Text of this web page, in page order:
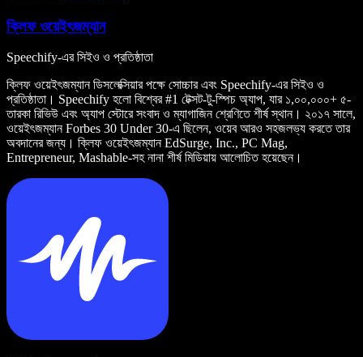
ক্লিফ ওয়েইৎজম্যান
Speechify-এর সিইও ও প্রতিষ্ঠাতা
ক্লিফ ওয়েইৎজম্যান ডিসলেক্সিয়ার পক্ষে সোচ্চার এবং Speechify-এর সিইও ও
প্রতিষ্ঠাতা। Speechify হলো বিশ্বের #1 টেক্সট-টু-স্পিচ অ্যাপ, যার ১,০০,০০০+ ৫-
তারকা রিভিউ এবং অ্যাপ স্টোরে সংবাদ ও ম্যাগাজিন শ্রেণিতে শীর্ষ স্থান। ২০১৭ সালে,
ওয়েইৎজম্যান Forbes 30 Under 30-এ ছিলেন, ওয়েব আরও সহজলভ্য করতে তার
অবদানের জন্য। ক্লিফ ওয়েইৎজম্যান EdSurge, Inc., PC Mag,
Entrepreneur, Mashable-সহ নানা শীর্ষ মিডিয়ায় আলোচিত হয়েছেন।